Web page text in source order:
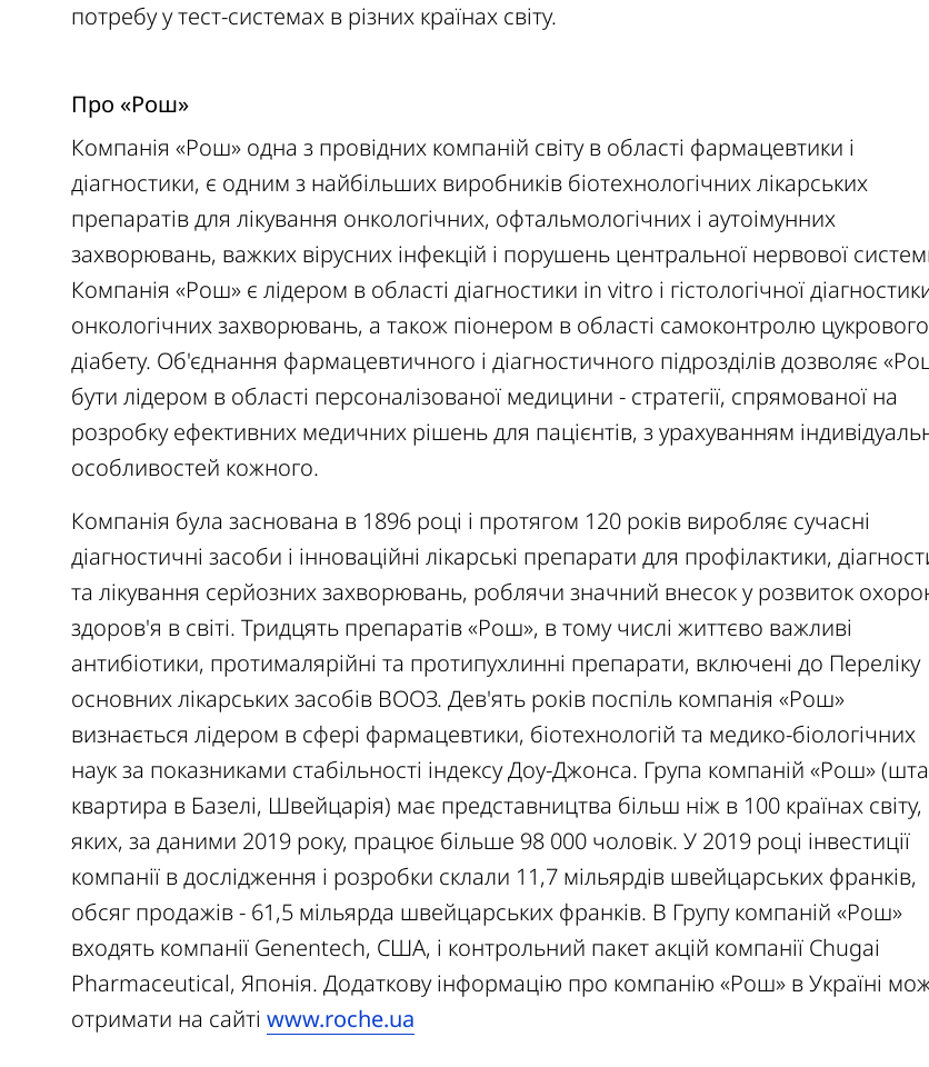
потребу у тест-системах в різних країнах світу.
Про «Рош»
Компанія «Рош» одна з провідних компаній світу в області фармацевтики і
діагностики, є одним з найбільших виробників біотехнологічних лікарських
препаратів для лікування онкологічних, офтальмологічних і аутоімунних
захворювань, важких вірусних інфекцій і порушень центральної нервової
Компанія «Рош» є лідером в області діагностики in vitro і гістологічної
онкологічних захворювань, а також піонером в області самоконтролю цукрового
діабету. Об'єднання фармацевтичного і діагностичного підрозділів дозволяє
бути лідером в області персоналізованої медицини - стратегії, спрямованої на
розробку ефективних медичних рішень для пацієнтів, з урахуванням
особливостей кожного.
Компанія була заснована в 1896 році і протягом 120 років виробляє сучасні
діагностичні засоби і інноваційні лікарські препарати для профілактики,
та лікування серйозних захворювань, роблячи значний внесок у розвиток
здоров'я в світі. Тридцять препаратів «Рош», в тому числі життєво важливі
антибіотики, протималярійні та протипухлинні препарати, включені до Переліку
основних лікарських засобів ВООЗ. Дев'ять років поспіль компанія «Рош»
визнається лідером в сфері фармацевтики, біотехнологій та медико-біологічних
наук за показниками стабільності індексу Доу-Джонса. Група компаній «Рош»
квартира в Базелі, Швейцарія) має представництва більш ніж в 100 країнах світу,
яких, за даними 2019 року, працює більше 98 000 чоловік. У 2019 році інвестиції
компанії в дослідження і розробки склали 11,7 мільярдів швейцарських франків,
обсяг продажів - 61,5 мільярда швейцарських франків. В Групу компаній «Рош»
входять компанії Genentech, США, і контрольний пакет акцій компанії Chugai
Pharmaceutical, Японія. Додаткову інформацію про компанію «Рош» в Україні
отримати на сайті www.roche.ua